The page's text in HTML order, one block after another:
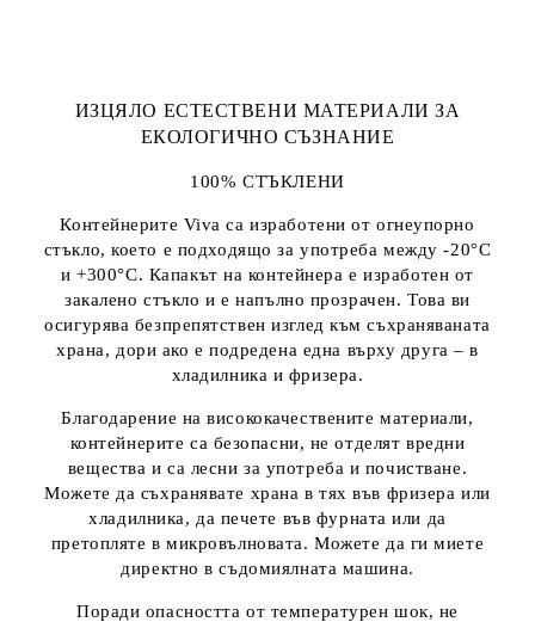
ИЗЦЯЛО ЕСТЕСТВЕНИ МАТЕРИАЛИ ЗА
ЕКОЛОГИЧНО СЪЗНАНИЕ
100% СТЪКЛЕНИ
Контейнерите Viva са изработени от огнеупорно
стъкло, което е подходящо за употреба между -20°C
и +300°C. Капакът на контейнера е изработен от
закалено стъкло и е напълно прозрачен. Това ви
осигурява безпрепятствен изглед към съхраняваната
храна, дори ако е подредена една върху друга – в
хладилника и фризера.
Благодарение на висококачествените материали,
контейнерите са безопасни, не отделят вредни
вещества и са лесни за употреба и почистване.
Можете да съхранявате храна в тях във фризера или
хладилника, да печете във фурната или да
претопляте в микровълновата. Можете да ги миете
директно в съдомиялната машина.
Поради опасността от температурен шок, не